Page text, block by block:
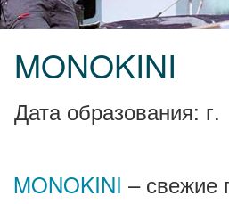
MONOKINI
Дата образования: г.
MONOKINI – свежие